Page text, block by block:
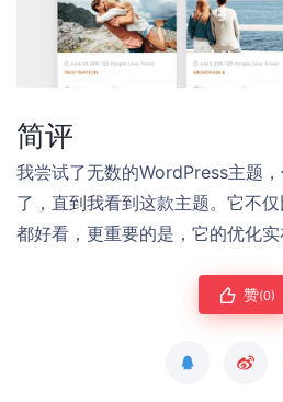
简评
我尝试了无数的WordPress主题
了，直到我看到这款主题。它不
都好看，更重要的是，它的优化实
赞(0)